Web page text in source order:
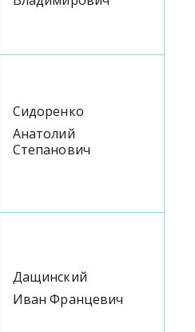
Сидоренко
Анатолий
Степанович
Дащинский
Иван Францевич